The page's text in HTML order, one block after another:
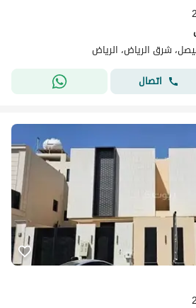
شرق الرياض، الرياض
اتصال